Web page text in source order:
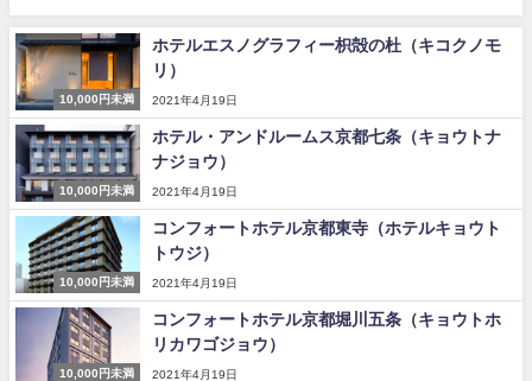
10,000円未満
ホテルエスノグラフィー枳殻の杜（キコクノモ
リ）
2021年4月19日
10,000円未満
ホテル・アンドルームス京都七条（キョウトナ
ナジョウ）
2021年4月19日
10,000円未満
コンフォートホテル京都東寺（ホテルキョウト
トウジ）
2021年4月19日
10,000円未満
コンフォートホテル京都堀川五条（キョウトホ
リカワゴジョウ）
2021年4月19日